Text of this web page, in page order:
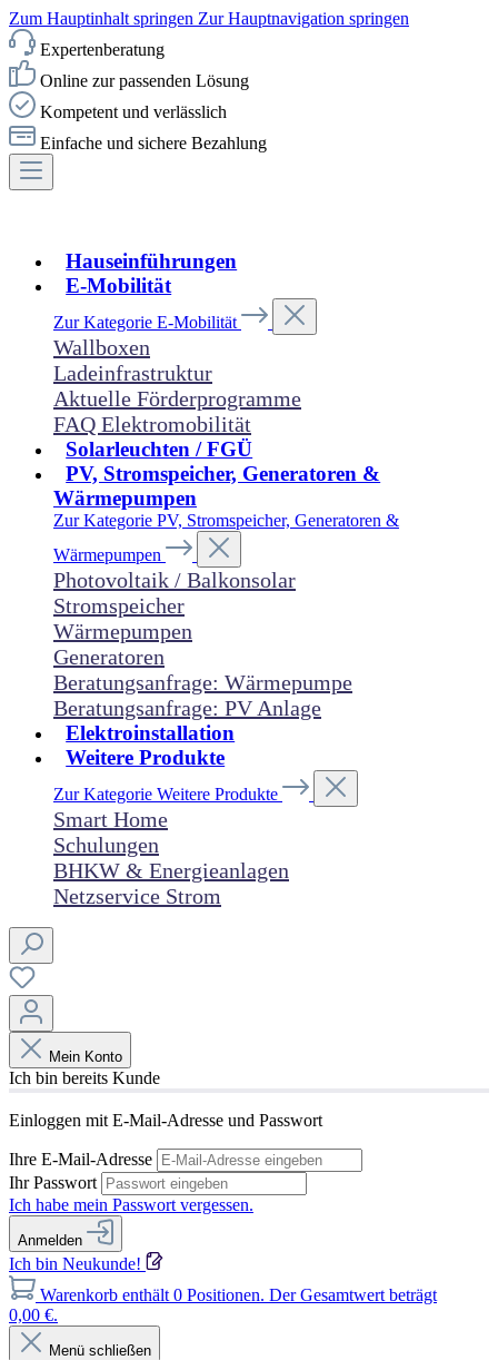
Zum Hauptinhalt springen Zur Hauptnavigation springen
Expertenberatung
Online zur passenden Lösung
Kompetent und verlässlich
Einfache und sichere Bezahlung
Hauseinführungen
E-Mobilität
Zur Kategorie E-Mobilität
Wallboxen
Ladeinfrastruktur
Aktuelle Förderprogramme
FAQ Elektromobilität
Solarleuchten / FGÜ
PV, Stromspeicher, Generatoren &
Wärmepumpen
Zur Kategorie PV, Stromspeicher, Generatoren &
Wärmepumpen
Photovoltaik / Balkonsolar
Stromspeicher
Wärmepumpen
Generatoren
Beratungsanfrage: Wärmepumpe
Beratungsanfrage: PV Anlage
Elektroinstallation
Weitere Produkte
Zur Kategorie Weitere Produkte
Smart Home
Schulungen
BHKW & Energieanlagen
Netzservice Strom
Mein Konto
Ich bin bereits Kunde
Einloggen mit E-Mail-Adresse und Passwort
Ihre E-Mail-Adresse
Ihr Passwort
Ich habe mein Passwort vergessen.
Anmelden
Ich bin Neukunde!
Warenkorb enthält 0 Positionen. Der Gesamtwert beträgt
0,00 €.
Menü schließen